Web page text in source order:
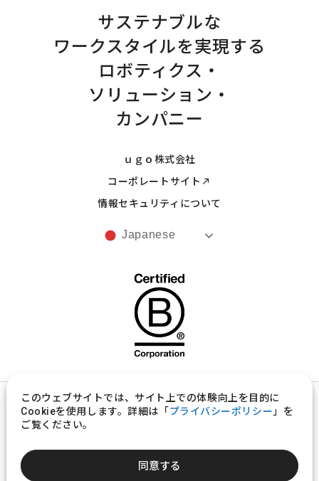
このウェブサイトでは、サイト上での体験向上を目的に
Cookieを使用します。詳細は「プライバシーポリシー 」を
ご覧ください。
同意する
サステナブルな
ワークスタイルを実現する
ロボティクス・
ソリューション・
カンパニー
ｕｇｏ株式会社
コーポレートサイト
情報セキュリティについて
Japanese
プライバシーポリシー